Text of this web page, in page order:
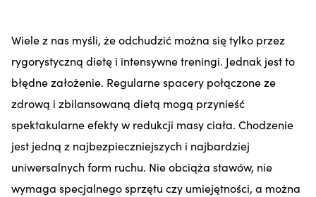
Wiele z nas myśli, że odchudzić można się tylko przez
rygorystyczną dietę i intensywne treningi. Jednak jest to
błędne założenie. Regularne spacery połączone ze
zdrową i zbilansowaną dietą mogą przynieść
spektakularne efekty w redukcji masy ciała. Chodzenie
jest jedną z najbezpieczniejszych i najbardziej
uniwersalnych form ruchu. Nie obciąża stawów, nie
wymaga specjalnego sprzętu czy umiejętności, a można